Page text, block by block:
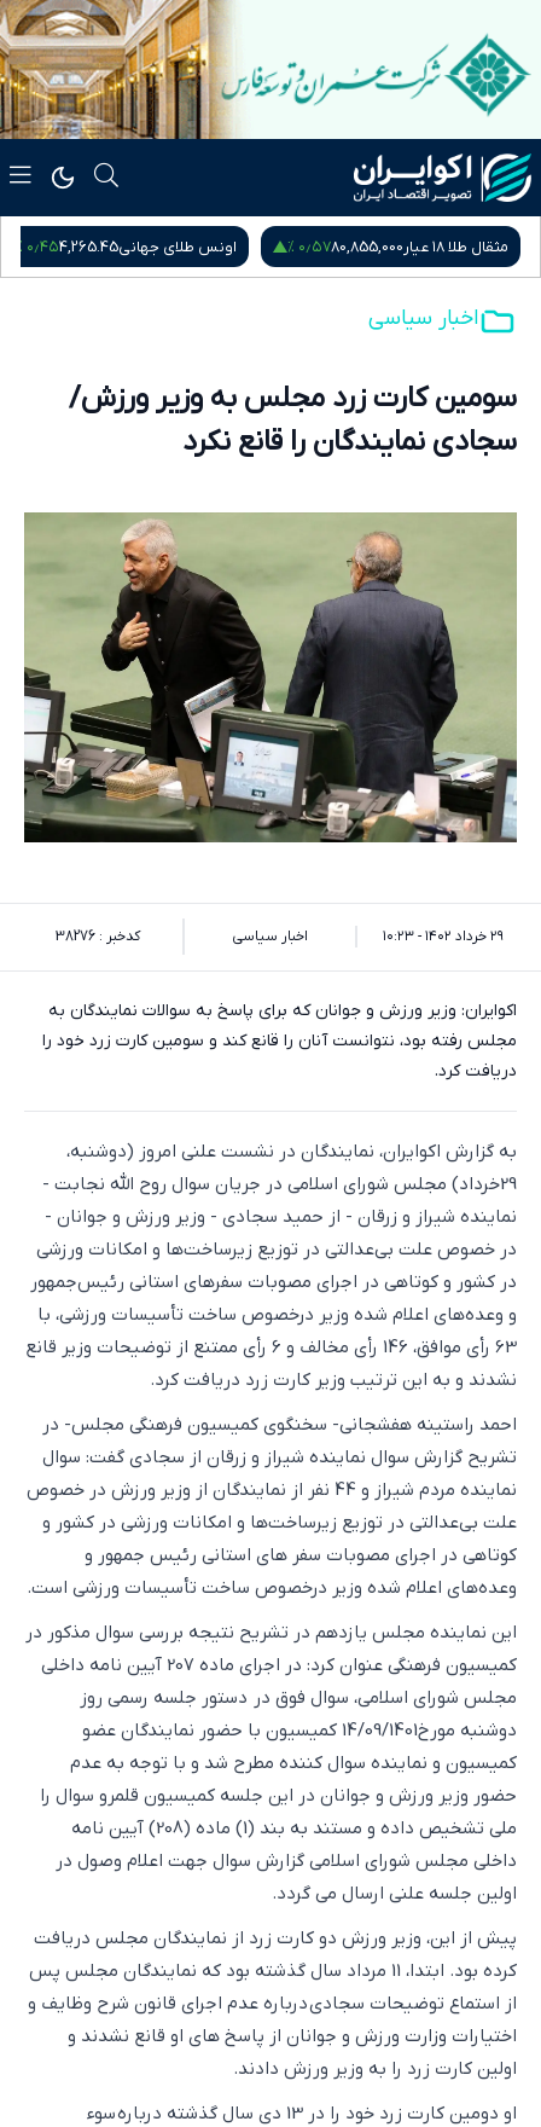
مثقال طلا ۱۸ عیار 80,855,000۰٫۵۷ % اونس طلای جهانی4,265.45۰٫۴۵ %
اخبار سیاسی
سومین کارت زرد مجلس به وزیر ورزش/
سجادی نمایندگان را قانع نکرد
۲۹ خرداد ۱۴۰۲ - ۱۰:۲۳ اخبار سیاسی کدخبر : 38276
اکوایران: وزیر ورزش و جوانان که برای پاسخ به سوالات نمایندگان به
مجلس رفته بود، نتوانست آنان را قانع کند و سومین کارت زرد خود را
دریافت کرد.
به گزارش اکوایران، نمایندگان در نشست علنی امروز (دوشنبه،
29خرداد) مجلس شورای اسلامی در جریان سوال روح الله نجابت -
نماینده شیراز و زرقان - از حمید سجادی - وزیر ورزش و جوانان -
در خصوص علت بی‌عدالتی در توزیع زیرساخت‌ها و امکانات ورزشی
در کشور و کوتاهی در اجرای مصوبات سفرهای استانی رئیس‌جمهور
و وعده‌های اعلام شده وزیر درخصوص ساخت تأسیسات ورزشی، با
63 رأی موافق، 146 رأی مخالف و 6 رأی ممتنع از توضیحات وزیر قانع
نشدند و به این ترتیب وزیر کارت زرد دریافت کرد.
احمد راستینه هفشجانی- سخنگوی کمیسیون فرهنگی مجلس- در
تشریح گزارش سوال نماینده شیراز و زرقان از سجادی گفت: سوال
نماینده مردم شیراز و 44 نفر از نمایندگان از وزیر ورزش در خصوص
علت بی‌عدالتی در توزیع زیرساخت‌ها و امکانات ورزشی در کشور و
کوتاهی در اجرای مصوبات سفر های استانی رئیس جمهور و
وعده‌های اعلام شده وزیر درخصوص ساخت تأسیسات ورزشی است.
این نماینده مجلس یازدهم در تشریح نتیجه بررسی سوال مذکور در
کمیسیون فرهنگی عنوان کرد: در اجرای ماده 207 آیین نامه داخلی
مجلس شورای اسلامی، سوال فوق در دستور جلسه رسمی روز
دوشنبه مورخ14/09/1401 کمیسیون با حضور نمایندگان عضو
کمیسیون و نماینده سوال کننده مطرح شد و با توجه به عدم
حضور وزیر ورزش و جوانان در این جلسه کمیسیون قلمرو سوال را
ملی تشخیص داده و مستند به بند (1) ماده (208) آیین نامه
داخلی مجلس شورای اسلامی گزارش سوال جهت اعلام وصول در
اولین جلسه علنی ارسال می گردد.
پیش از این، وزیر ورزش دو کارت زرد از نمایندگان مجلس دریافت
کرده بود. ابتدا، 11 مرداد سال گذشته بود که نمایندگان مجلس پس
از استماع توضیحات سجادی درباره عدم اجرای قانون شرح وظایف و
اختیارات وزارت ورزش و جوانان از پاسخ های او قانع نشدند و
اولین کارت زرد را به وزیر ورزش دادند.
او دومین کارت زرد خود را در 13 دی سال گذشته درباره سوء